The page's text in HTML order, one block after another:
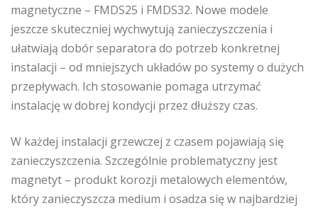
magnetyczne – FMDS25 i FMDS32. Nowe modele
jeszcze skuteczniej wychwytują zanieczyszczenia i
ułatwiają dobór separatora do potrzeb konkretnej
instalacji – od mniejszych układów po systemy o dużych
przepływach. Ich stosowanie pomaga utrzymać
instalację w dobrej kondycji przez dłuższy czas.
W każdej instalacji grzewczej z czasem pojawiają się
zanieczyszczenia. Szczególnie problematyczny jest
magnetyt – produkt korozji metalowych elementów,
który zanieczyszcza medium i osadza się w najbardziej